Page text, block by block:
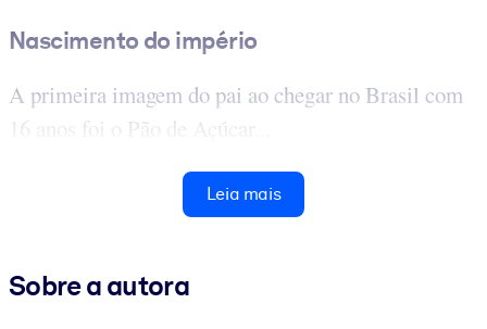
Nascimento do império
A primeira imagem do pai ao chegar no Brasil com
16 anos foi o Pão de Açúcar...
Leia mais
Sobre a autora